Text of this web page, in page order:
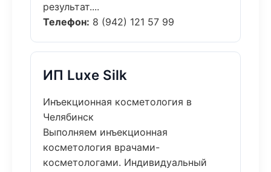
результат....
Телефон: 8 (942) 121 57 99
ИП Luxe Silk
Инъекционная косметология в
Челябинск
Выполняем инъекционная
косметология врачами-
косметологами. Индивидуальный